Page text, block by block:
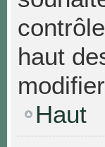
haut
Haut